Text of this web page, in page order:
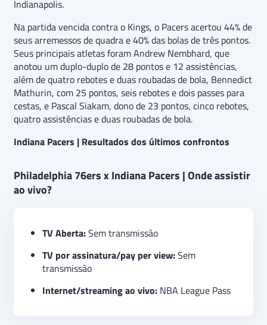
Indianapolis.
Na partida vencida contra o Kings, o Pacers acertou 44% de
seus arremessos de quadra e 40% das bolas de três pontos.
Seus principais atletas foram Andrew Nembhard, que
anotou um duplo-duplo de 28 pontos e 12 assistências,
além de quatro rebotes e duas roubadas de bola, Bennedict
Mathurin, com 25 pontos, seis rebotes e dois passes para
cestas, e Pascal Siakam, dono de 23 pontos, cinco rebotes,
quatro assistências e duas roubadas de bola.
Indiana Pacers | Resultados dos últimos confrontos
Philadelphia 76ers x Indiana Pacers | Onde assistir
ao vivo?
TV Aberta:Sem transmissão
TV por assinatura/pay per view:Sem
transmissão
Internet/streaming ao vivo: NBA League Pass